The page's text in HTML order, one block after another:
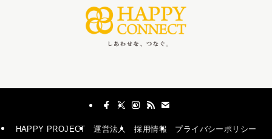
HAPPY PROJECT 運営法人 採用情報 プライバシーポリシー